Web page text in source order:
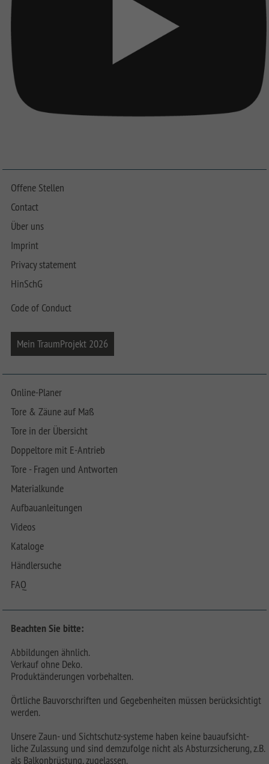
Offene Stellen
Contact
Über uns
Imprint
Privacy statement
HinSchG
Code of Conduct
Mein TraumProjekt 2026
Online-Planer
Tore & Zäune auf Maß
Tore in der Übersicht
Doppeltore mit E-Antrieb
Tore - Fragen und Antworten
Materialkunde
Aufbauanleitungen
Videos
Kataloge
Händlersuche
FAQ
Beachten Sie bitte:
Abbildungen ähnlich.
Verkauf ohne Deko.
Produktänderungen vorbehalten.
Örtliche Bauvorschriften und Gegebenheiten müssen berücksichtigt
werden.
Unsere Zaun- und Sichtschutz-systeme haben keine bauaufsicht-
liche Zulassung und sind demzufolge nicht als Absturzsicherung, z.B.
als Balkonbrüstung, zugelassen.